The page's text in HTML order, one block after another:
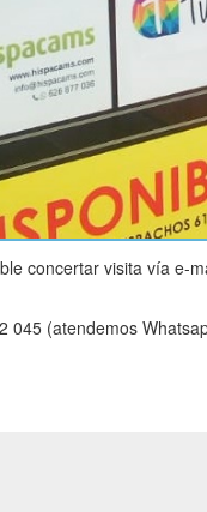
concertar visita vía e-
045 (atendemos